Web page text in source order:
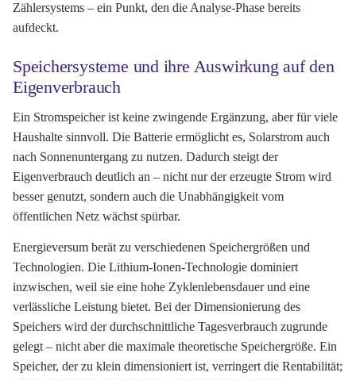
Zählersystems – ein Punkt, den die Analyse-Phase bereits
aufdeckt.
Speichersysteme und ihre Auswirkung auf den
Eigenverbrauch
Ein Stromspeicher ist keine zwingende Ergänzung, aber für viele
Haushalte sinnvoll. Die Batterie ermöglicht es, Solarstrom auch
nach Sonnenuntergang zu nutzen. Dadurch steigt der
Eigenverbrauch deutlich an – nicht nur der erzeugte Strom wird
besser genutzt, sondern auch die Unabhängigkeit vom
öffentlichen Netz wächst spürbar.
Energieversum berät zu verschiedenen Speichergrößen und
Technologien. Die Lithium-Ionen-Technologie dominiert
inzwischen, weil sie eine hohe Zyklenlebensdauer und eine
verlässliche Leistung bietet. Bei der Dimensionierung des
Speichers wird der durchschnittliche Tagesverbrauch zugrunde
gelegt – nicht aber die maximale theoretische Speichergröße. Ein
Speicher, der zu klein dimensioniert ist, verringert die Rentabilität;